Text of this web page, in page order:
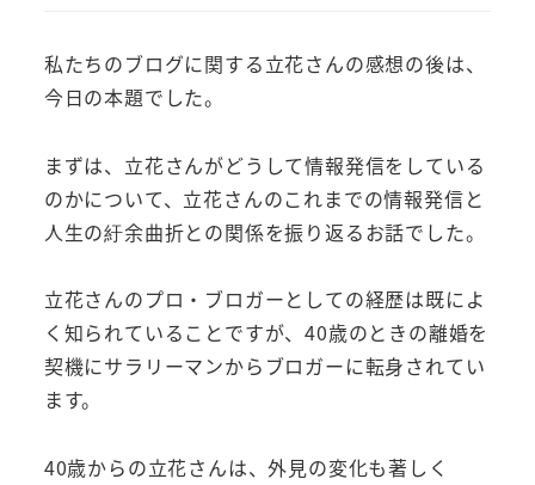
私たちのブログに関する立花さんの感想の後は、
今日の本題でした。
まずは、立花さんがどうして情報発信をしている
のかについて、立花さんのこれまでの情報発信と
人生の紆余曲折との関係を振り返るお話でした。
立花さんのプロ・ブロガーとしての経歴は既によ
く知られていることですが、40歳のときの離婚を
契機にサラリーマンからブロガーに転身されてい
ます。
40歳からの立花さんは、外見の変化も著しく